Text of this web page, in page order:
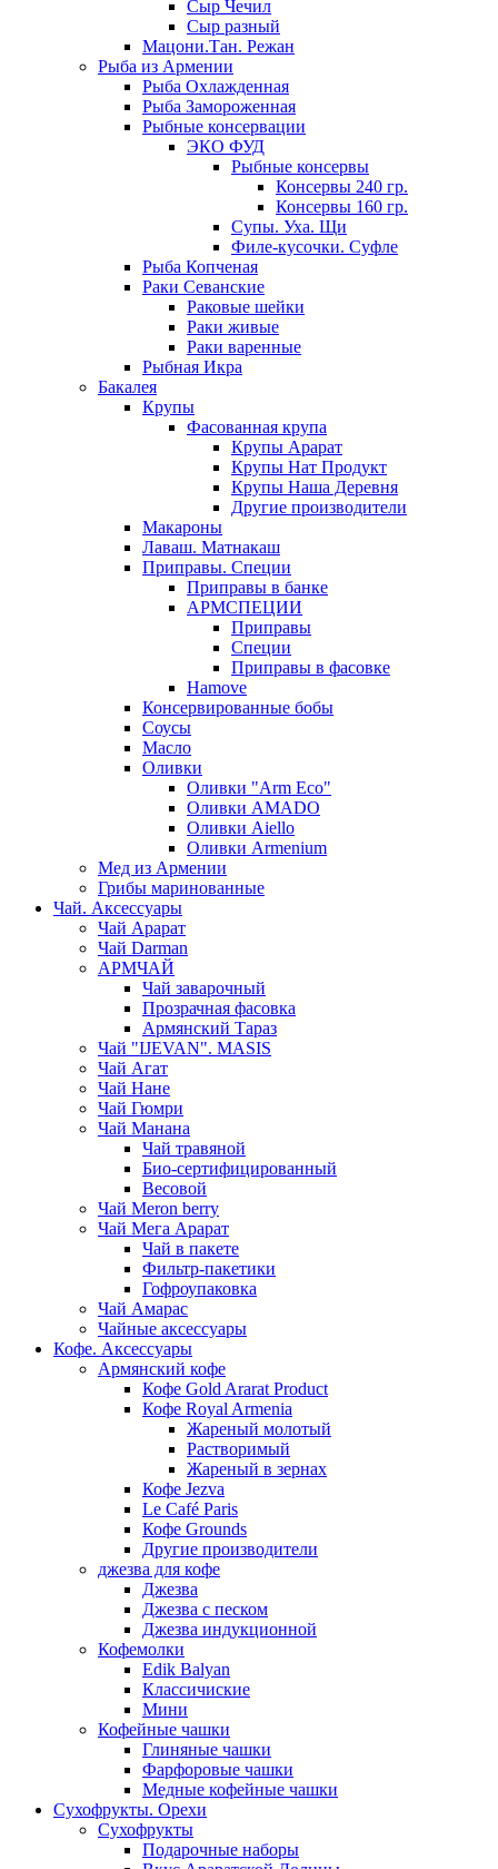
Сыр Чечил
Сыр разный
Мацони.Тан. Режан
Рыба из Армении
Рыба Охлажденная
Рыба Замороженная
Рыбные консервации
ЭКО ФУД
Рыбные консервы
Консервы 240 гр.
Консервы 160 гр.
Супы. Уха. Щи
Филе-кусочки. Суфле
Рыба Копченая
Раки Севанские
Раковые шейки
Раки живые
Раки варенные
Рыбная Икра
Бакалея
Крупы
Фасованная крупа
Крупы Арарат
Крупы Нат Продукт
Крупы Наша Деревня
Другие производители
Макароны
Лаваш. Матнакаш
Приправы. Специи
Приправы в банке
АРМСПЕЦИИ
Приправы
Специи
Приправы в фасовке
Hamove
Консервированные бобы
Соусы
Масло
Оливки
Оливки "Arm Eco"
Оливки AMADO
Оливки Aiello
Оливки Armenium
Мед из Армении
Грибы маринованные
Чай. Аксессуары
Чай Арарат
Чай Darman
АРМЧАЙ
Чай заварочный
Прозрачная фасовка
Армянский Тараз
Чай "IJEVAN". MASIS
Чай Агат
Чай Нане
Чай Гюмри
Чай Манана
Чай травяной
Био-сертифицированный
Весовой
Чай Meron berry
Чай Мега Арарат
Чай в пакете
Фильтр-пакетики
Гофроупаковка
Чай Амарас
Чайные аксессуары
Кофе. Аксессуары
Армянский кофе
Кофе Gold Ararat Product
Кофе Royal Armenia
Жареный молотый
Растворимый
Жареный в зернах
Кофе Jezva
Le Café Paris
Кофе Grounds
Другие производители
джезва для кофе
Джезва
Джезва с песком
Джезва индукционной
Кофемолки
Edik Balyan
Классичиские
Мини
Кофейные чашки
Глиняные чашки
Фарфоровые чашки
Медные кофейные чашки
Сухофрукты. Орехи
Сухофрукты
Подарочные наборы